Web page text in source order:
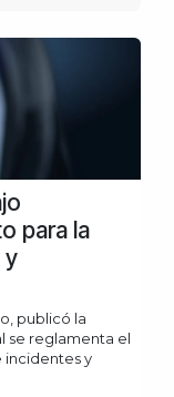
para la
y
publicó la
se reglamenta el
incidentes y